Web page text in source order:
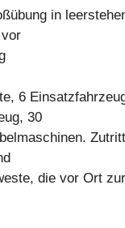
in
6
30
die vor Ort